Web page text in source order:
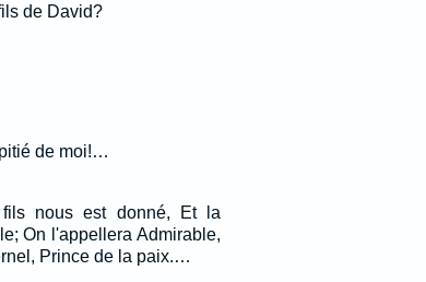
de David?
de moi!…
nous est donné, Et la
On l'appellera Admirable,
Prince de la paix.…